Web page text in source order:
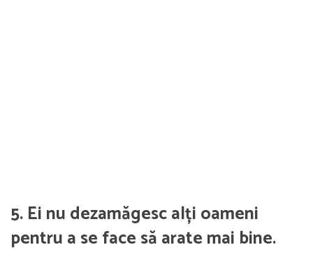
5. Ei nu dezamăgesc alți oameni
pentru a se face să arate mai bine.